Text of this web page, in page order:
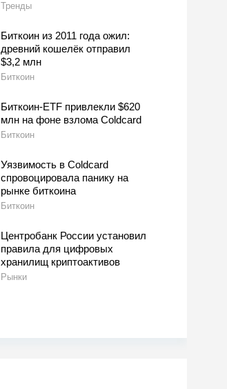
Тренды
Биткоин из 2011 года ожил:
древний кошелёк отправил
$3,2 млн
Биткоин
Биткоин-ETF привлекли $620
млн на фоне взлома Coldcard
Биткоин
Уязвимость в Coldcard
спровоцировала панику на
рынке биткоина
Биткоин
Центробанк России установил
правила для цифровых
хранилищ криптоактивов
Рынки